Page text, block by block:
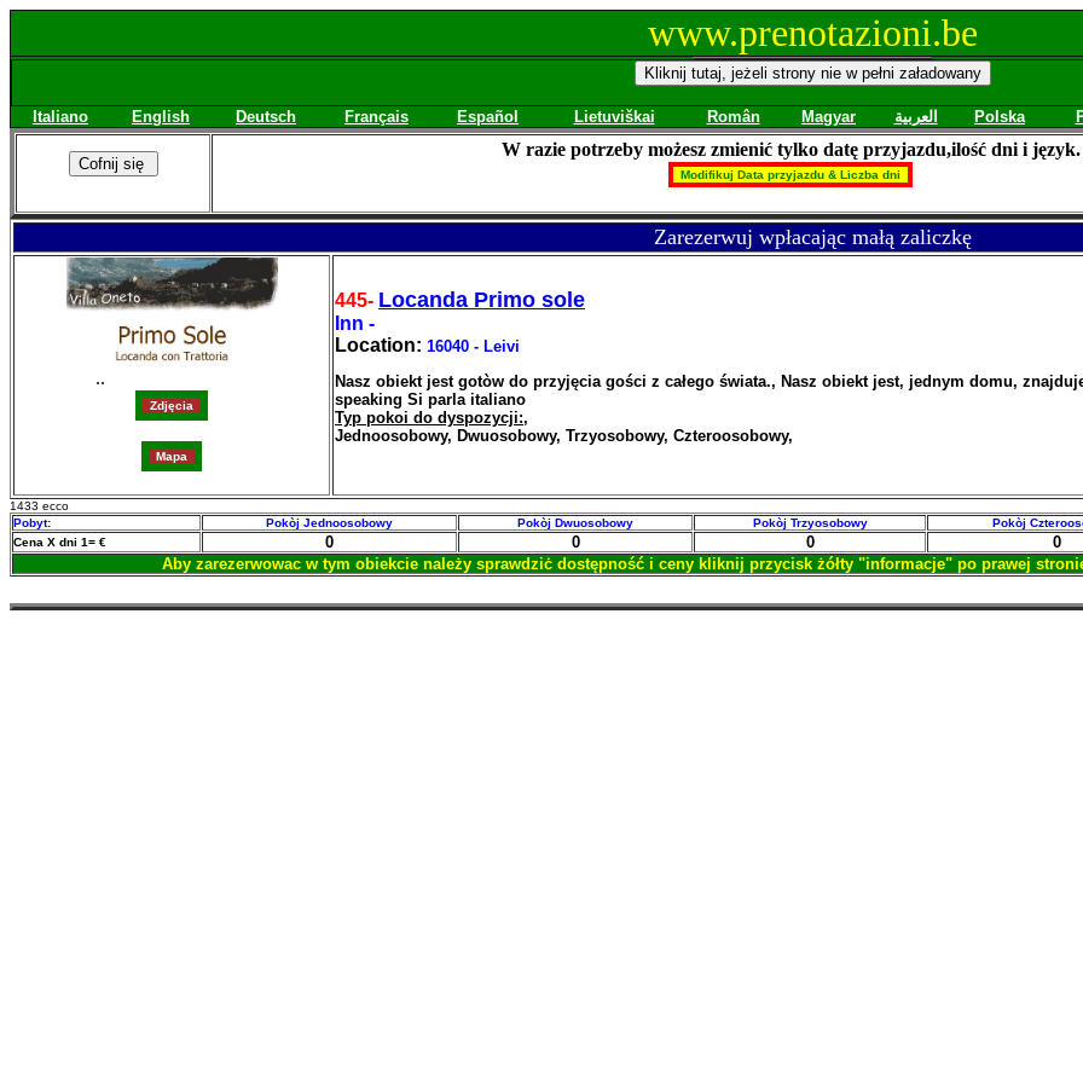
www.prenotazioni.be
Italiano English Deutsch Français Español Lietuviškai Român Magyar العربية Polska
W razie potrzeby możesz zmienić tylko datę przyjazdu,ilość dni i język.
Zarezerwuj wpłacając małą zaliczkę
..
445- Locanda Primo sole
Inn -
Location: 16040 - Leivi
Nasz obiekt jest gotòw do przyjęcia gości z całego świata., Nasz obiekt jest, jednym domu,
speaking Si parla italiano
Typ pokoi do dyspozycji:,
Jednoosobowy, Dwuosobowy, Trzyosobowy, Czteroosobowy,
1433 ecco
Pobyt:
Pokòj Jednoosobowy Pokòj Dwuosobowy Pokòj Trzyosobowy Pokòj
Cena X dni 1= €
0 0 0 0
Aby zarezerwowac w tym obiekcie należy sprawdziċ dostępność i ceny kliknij przycisk żółty "informacje" po prawej